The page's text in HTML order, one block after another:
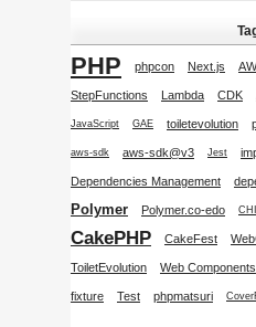
PHP phpcon Next.js
StepFunctions Lambda CDK
JavaScript GAE toiletevolution
aws-sdk aws-sdk@v3 Jest
Dependencies Management
Polymer Polymer.co-edo
CakePHP CakeFest
ToiletEvolution Web Components
fixture Test phpmatsuri